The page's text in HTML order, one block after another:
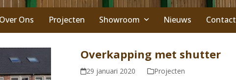
Over Ons Projecten Showroom Nieuws Contact
Overkapping met shutter
29 januari 2020 Projecten